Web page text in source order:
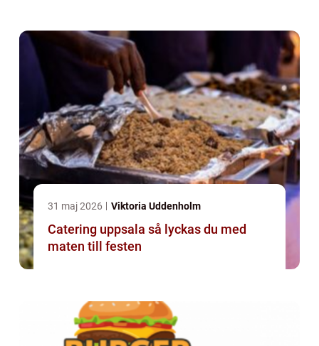
31 maj 2026 Viktoria Uddenholm
Catering uppsala så lyckas du med
maten till festen